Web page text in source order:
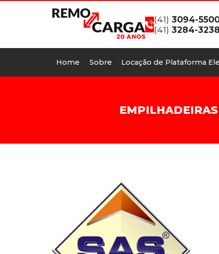
(41) 3094-
(41) 3284-
Home Sobre Locação de Plataforma